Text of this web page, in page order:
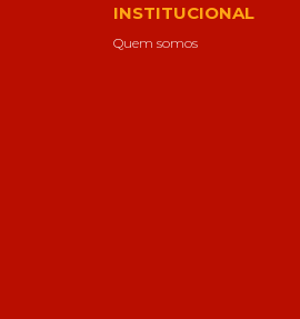
INSTITUCIONAL
Quem somos